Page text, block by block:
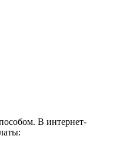
В интернет-